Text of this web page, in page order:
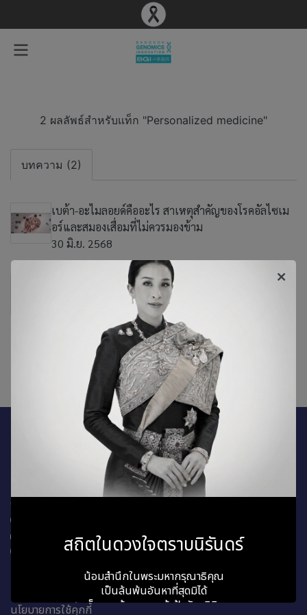
2 ผลลัพธ์สำหรับแท็ก "Personalized medicine"
บทความ (2)
เบต้า-อะไมลอยด์คืออะไร สาเหตุสำคัญของโรคอัลไซเม
อร์และสมองเสื่อมที่ไม่ควรมองข้าม
30 มิ.ย. 2568
ทำความรู้จักยีน APOE ทำไมถึงเสี่ยงต่ออัลไซเมอร์
1
บริษัท แบงคอกจีโนมิกส์อินโนเวชั่น จำกัด (มหาชน)
เลขที่ 3689 ถนนพระราม 4 แขวงพระโขนง
เขตคลองเตย กทม. 10110
ติดต่อเรา
marketing@bangkokgenomics.com
Google Map
นโยบายความเป็นส่วนตัว
นโยบายการเก็บรักษาข้อมูลส่วนบุคคล
นโยบายการใช้คุกกี้
สถิตในดวงใจตราบนิรันดร์
น้อมสำนึกในพระมหากรุณาธิคุณ
เป็นล้นพ้นอันหาที่สุดมิได้
สมเด็จพระเจ้าลูกเธอ เจ้าฟ้าพัชรกิติยาภา